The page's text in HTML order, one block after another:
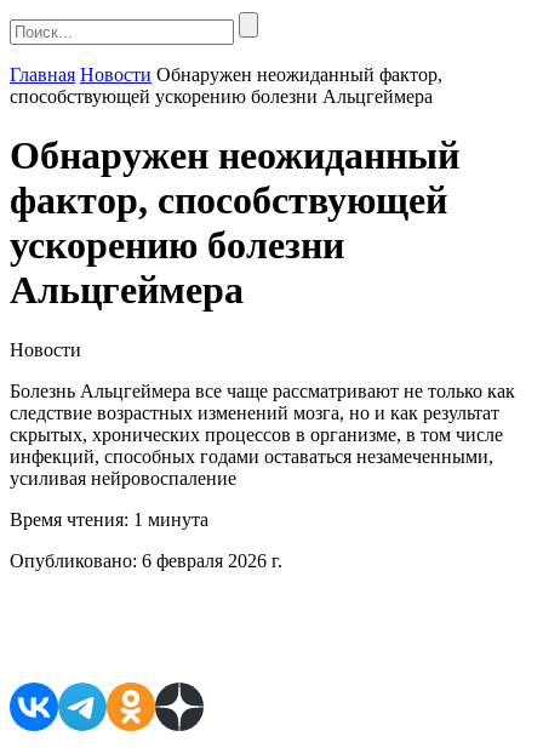
Главная Новости Обнаружен неожиданный фактор,
способствующей ускорению болезни Альцгеймера
Обнаружен неожиданный
фактор, способствующей
ускорению болезни
Альцгеймера
Новости
Болезнь Альцгеймера все чаще рассматривают не только как
следствие возрастных изменений мозга, но и как результат
скрытых, хронических процессов в организме, в том числе
инфекций, способных годами оставаться незамеченными,
усиливая нейровоспаление
Время чтения: 1 минута
Опубликовано: 6 февраля 2026 г.